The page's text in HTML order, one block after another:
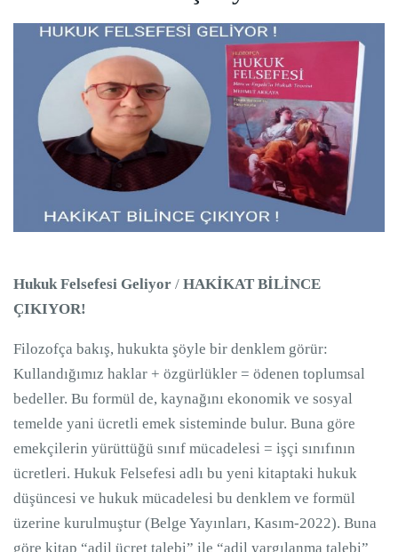
Hukuk Felsefesi Geliyor / HAKİKAT BİLİNCE
ÇIKIYOR!
Filozofça bakış, hukukta şöyle bir denklem görür:
Kullandığımız haklar + özgürlükler = ödenen toplumsal
bedeller. Bu formül de, kaynağını ekonomik ve sosyal
temelde yani ücretli emek sisteminde bulur. Buna göre
emekçilerin yürüttüğü sınıf mücadelesi = işçi sınıfının
ücretleri. Hukuk Felsefesi adlı bu yeni kitaptaki hukuk
düşüncesi ve hukuk mücadelesi bu denklem ve formül
üzerine kurulmuştur (Belge Yayınları, Kasım-2022). Buna
göre kitap “adil ücret talebi” ile “adil yargılanma talebi”